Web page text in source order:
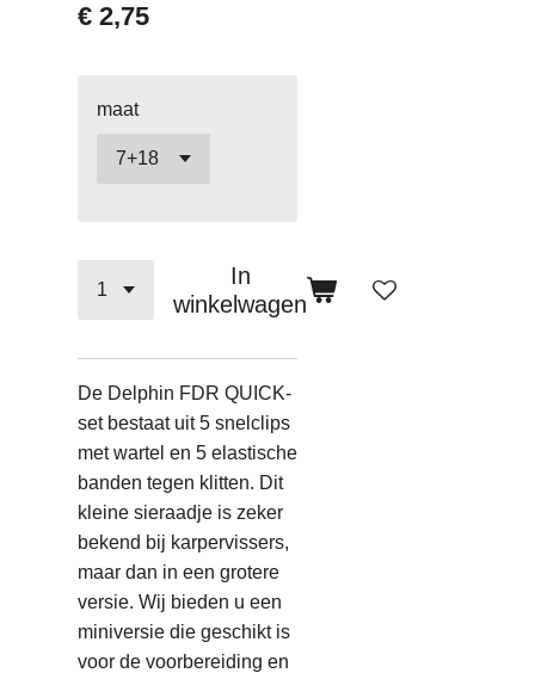
€ 2,75
maat
In
winkelwagen
De Delphin FDR QUICK-
set bestaat uit 5 snelclips
met wartel en 5 elastische
banden tegen klitten. Dit
kleine sieraadje is zeker
bekend bij karpervissers,
maar dan in een grotere
versie. Wij bieden u een
miniversie die geschikt is
voor de voorbereiding en